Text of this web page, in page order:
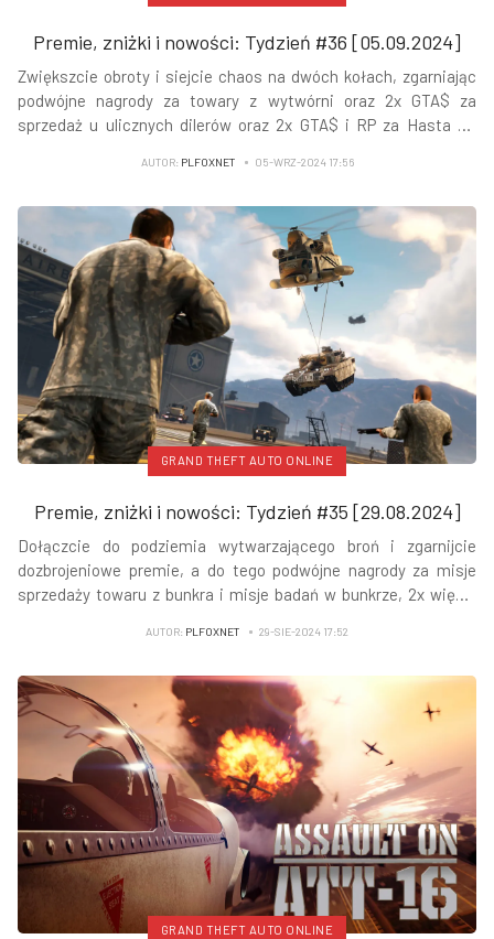
Premie, zniżki i nowości: Tydzień #36 [05.09.2024]
Zwiększcie obroty i siejcie chaos na dwóch kołach, zgarniając
podwójne nagrody za towary z wytwórni oraz 2x GTA$ za
sprzedaż u ulicznych dilerów oraz 2x GTA$ i RP za Hasta La
AUTOR: PLFOXNET 05-WRZ-2024 17:56
GRAND THEFT AUTO ONLINE
Premie, zniżki i nowości: Tydzień #35 [29.08.2024]
Dołączcie do podziemia wytwarzającego broń i zgarnijcie
dozbrojeniowe premie, a do tego podwójne nagrody za misje
sprzedaży towaru z bunkra i misje badań w bunkrze, 2x więcej
Newswire Rockstar Games.
AUTOR: PLFOXNET 29-SIE-2024 17:52
GRAND THEFT AUTO ONLINE